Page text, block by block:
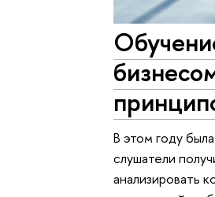
В этом году
слушатели
анализировать